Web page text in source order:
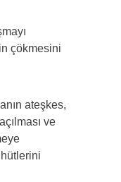
çökmesini
ateşkes,
ve